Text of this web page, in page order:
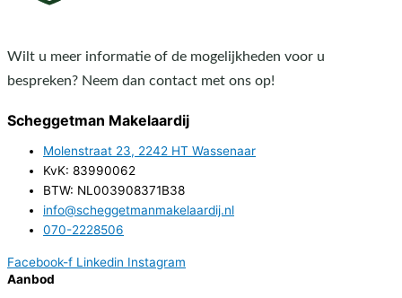
Wilt u meer informatie of de mogelijkheden voor u
bespreken? Neem dan contact met ons op!
Scheggetman Makelaardij
Molenstraat 23, 2242 HT Wassenaar
KvK: 83990062
BTW: NL003908371B38
info@scheggetmanmakelaardij.nl
070-2228506
Facebook-f Linkedin Instagram
Aanbod